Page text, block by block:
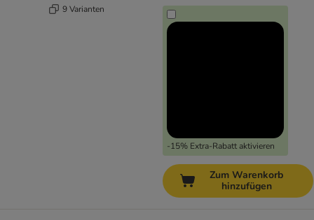
9 Varianten
-15% Extra-Rabatt aktivieren
Zum Warenkorb
hinzufügen